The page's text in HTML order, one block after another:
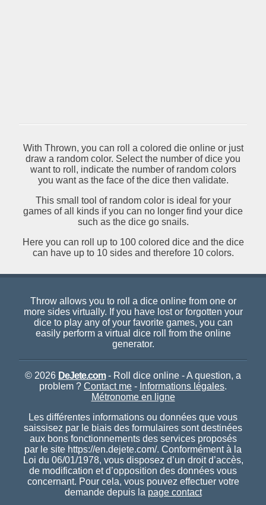
With Thrown, you can roll a colored die online or just
draw a random color. Select the number of dice you
want to roll, indicate the number of random colors
you want as the face of the dice then validate.
This small tool of random color is ideal for your
games of all kinds if you can no longer find your dice
such as the dice go snails.
Here you can roll up to 100 colored dice and the dice
can have up to 10 sides and therefore 10 colors.
Throw allows you to roll a dice online from one or
more sides virtually. If you have lost or forgotten your
dice to play any of your favorite games, you can
easily perform a virtual dice roll from the online
generator.
© 2026 DeJete.com- Roll dice online - A question, a
problem ? Contact me - Informations légales.
Métronome en ligne
Les différentes informations ou données que vous
saissisez par le biais des formulaires sont destinées
aux bons fonctionnements des services proposés
par le site https://en.dejete.com/. Conformément à la
Loi du 06/01/1978, vous disposez d’un droit d’accès,
de modification et d’opposition des données vous
concernant. Pour cela, vous pouvez effectuer votre
demande depuis la page contact